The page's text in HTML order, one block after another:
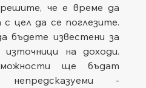
че е време да
цел да се поглезите.
бъдете известени за
източници на доходи.
ще бъдат
-